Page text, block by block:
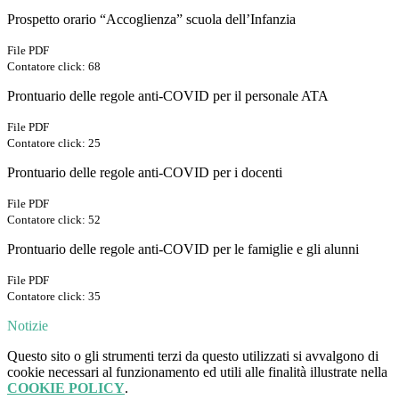
Prospetto orario “Accoglienza” scuola dell’Infanzia
File PDF
Contatore click: 68
Prontuario delle regole anti-COVID per il personale ATA
File PDF
Contatore click: 25
Prontuario delle regole anti-COVID per i docenti
File PDF
Contatore click: 52
Prontuario delle regole anti-COVID per le famiglie e gli alunni
File PDF
Contatore click: 35
Notizie
Questo sito o gli strumenti terzi da questo utilizzati si avvalgono di
cookie necessari al funzionamento ed utili alle finalità illustrate nella
COOKIE POLICY.